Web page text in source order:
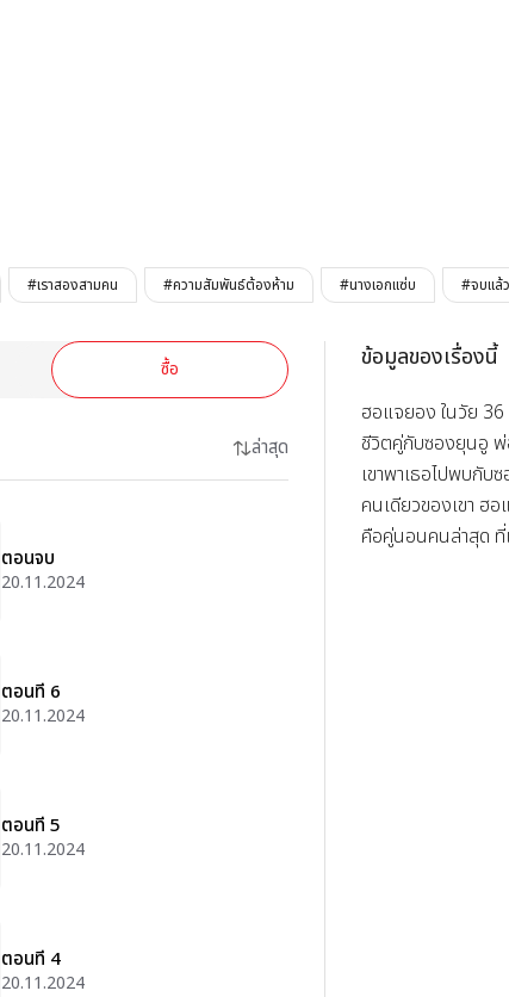
#เราสองสามคน #ความสัมพันธ์ต้องห้าม #นางเอกแซ่บ #จบแล้ว
ซื้อ
ล่าสุด
ตอนจบ
20.11.2024
ตอนที่ 6
20.11.2024
ตอนที่ 5
20.11.2024
ตอนที่ 4
20.11.2024
ข้อมูลของเรื่องนี้
ฮอแจยอง ในวัย 36
ชีวิตคู่กับซองยุนอู
เขาพาเธอไปพบกับ
คนเดียวของเขา ฮ
คือคู่นอนคนล่าสุด ที่